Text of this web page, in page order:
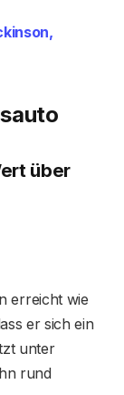
über
erreicht wie
er sich ein
unter
rund